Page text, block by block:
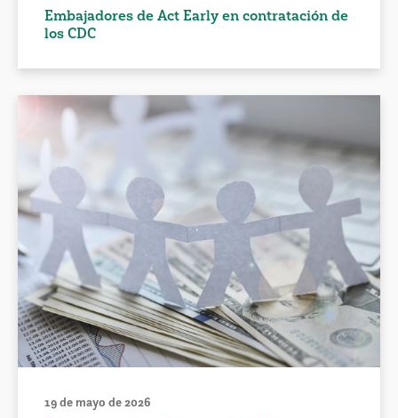
Embajadores de Act Early en contratación de
los CDC
19 de mayo de 2026